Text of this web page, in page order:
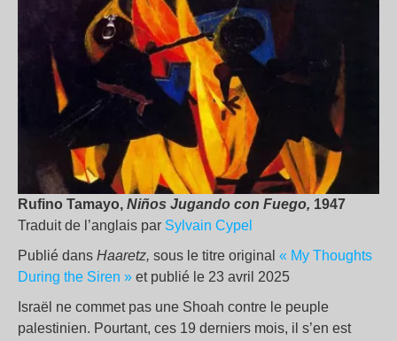
Rufino Tamayo, Niños Jugando con Fuego, 1947
Traduit de l’anglais par Sylvain Cypel
Publié dans Haaretz, sous le titre original « My Thoughts
During the Siren » et publié le 23 avril 2025
Israël ne commet pas une Shoah contre le peuple
palestinien. Pourtant, ces 19 derniers mois, il s’en est